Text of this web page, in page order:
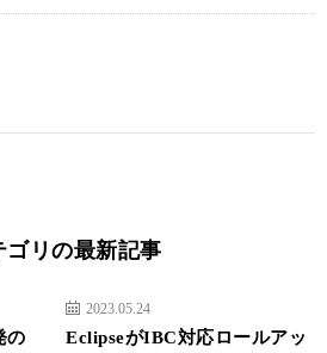
ゴリの最新記事
の
2023.05.24
EclipseがIBC対応ロールアッ